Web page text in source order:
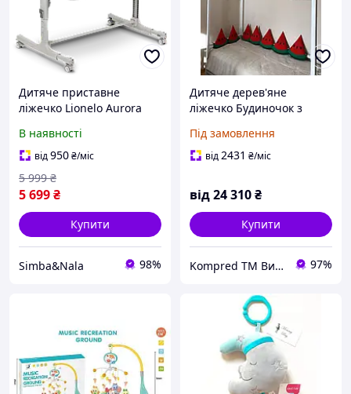
Дитяче приставне
ліжечко Lionelo Aurora
ліжечко на коліщатках
В наявності
від950₴/міс
5 699₴
5 999 ₴
Купити
Simba&Nala 98%
Дитяче дерев'яне
ліжечко Будиночок з
бортиком
Під замовлення
від2431 ₴/міс
від24 310₴
Купити
Kompred TM Виробниче підприємство 97%